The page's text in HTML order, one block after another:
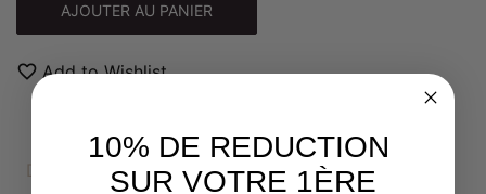
AJOUTER AU PANIER
favorite_border Add to Wishlist
DESCRIPTION
10% DE REDUCTION
SUR VOTRE 1ÈRE